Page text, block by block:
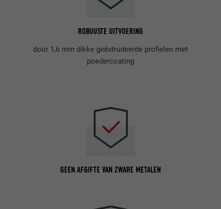
ROBUUSTE UITVOERING
door 1,6 mm dikke geëxtrudeerde profielen met
poedercoating
GEEN AFGIFTE VAN ZWARE METALEN